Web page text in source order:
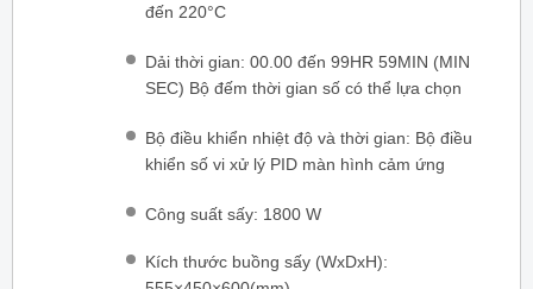
đến 220°C
Dải thời gian: 00.00 đến 99HR 59MIN (MIN
SEC) Bộ đếm thời gian số có thể lựa chọn
Bộ điều khiển nhiệt độ và thời gian: Bộ điều
khiển số vi xử lý PID màn hình cảm ứng
Công suất sấy: 1800 W
Kích thước buồng sấy (WxDxH):